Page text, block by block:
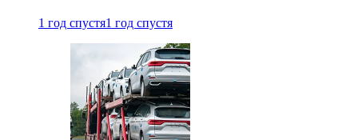
1 год спустя1 год спустя